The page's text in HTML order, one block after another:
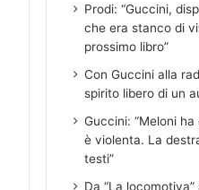
Prodi: “Guccini,
che era stanco di
prossimo libro”
Con Guccini alla
spirito libero di un
Guccini: “Meloni
è violenta. La
testi”
Da “La locomotiva”